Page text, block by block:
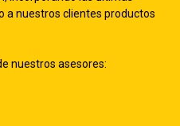
a nuestros clientes productos
nuestros asesores: